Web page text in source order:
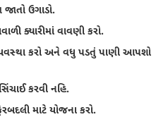
ઉગાડો.
ક્યારીમાં વાવણી કરો.
કરો અને વધુ પડતું પાણી આપશો
કરવી નહિ.
માટે યોજના કરો.